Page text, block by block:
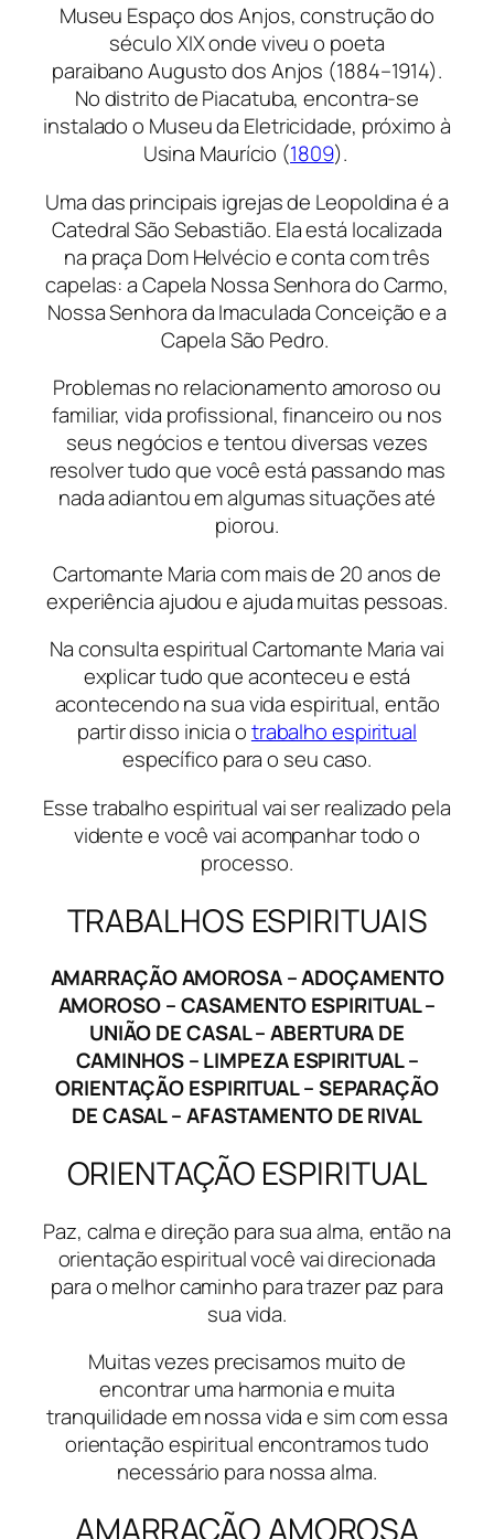
Museu Espaço dos Anjos, construção do
século XIX onde viveu o poeta
paraibano Augusto dos Anjos (1884–1914).
No distrito de Piacatuba, encontra-se
instalado o Museu da Eletricidade, próximo à
Usina Maurício (1809).
Uma das principais igrejas de Leopoldina é a
Catedral São Sebastião. Ela está localizada
na praça Dom Helvécio e conta com três
capelas: a Capela Nossa Senhora do Carmo,
Nossa Senhora da Imaculada Conceição e a
Capela São Pedro.
Problemas no relacionamento amoroso ou
familiar, vida profissional, financeiro ou nos
seus negócios e tentou diversas vezes
resolver tudo que você está passando mas
nada adiantou em algumas situações até
piorou.
Cartomante Maria com mais de 20 anos de
experiência ajudou e ajuda muitas pessoas.
Na consulta espiritual Cartomante Maria vai
explicar tudo que aconteceu e está
acontecendo na sua vida espiritual, então
partir disso inicia otrabalho espiritual
específico para o seu caso.
Esse trabalho espiritual vai ser realizado pela
vidente e você vai acompanhar todo o
processo.
TRABALHOS ESPIRITUAIS
AMARRAÇÃO AMOROSA – ADOÇAMENTO
AMOROSO – CASAMENTO ESPIRITUAL –
UNIÃO DE CASAL – ABERTURA DE
CAMINHOS – LIMPEZA ESPIRITUAL –
ORIENTAÇÃO ESPIRITUAL – SEPARAÇÃO
DE CASAL – AFASTAMENTO DE RIVAL
ORIENTAÇÃO ESPIRITUAL
Paz, calma e direção para sua alma, então na
orientação espiritual você vai direcionada
para o melhor caminho para trazer paz para
sua vida.
Muitas vezes precisamos muito de
encontrar uma harmonia e muita
tranquilidade em nossa vida e sim com essa
orientação espiritual encontramos tudo
necessário para nossa alma.
AMARRAÇÃO AMOROSA